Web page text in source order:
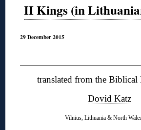
II Kings (in
29 December 2015
translated from the Biblical
Dovid Katz
Vilnius, Lithuania & North